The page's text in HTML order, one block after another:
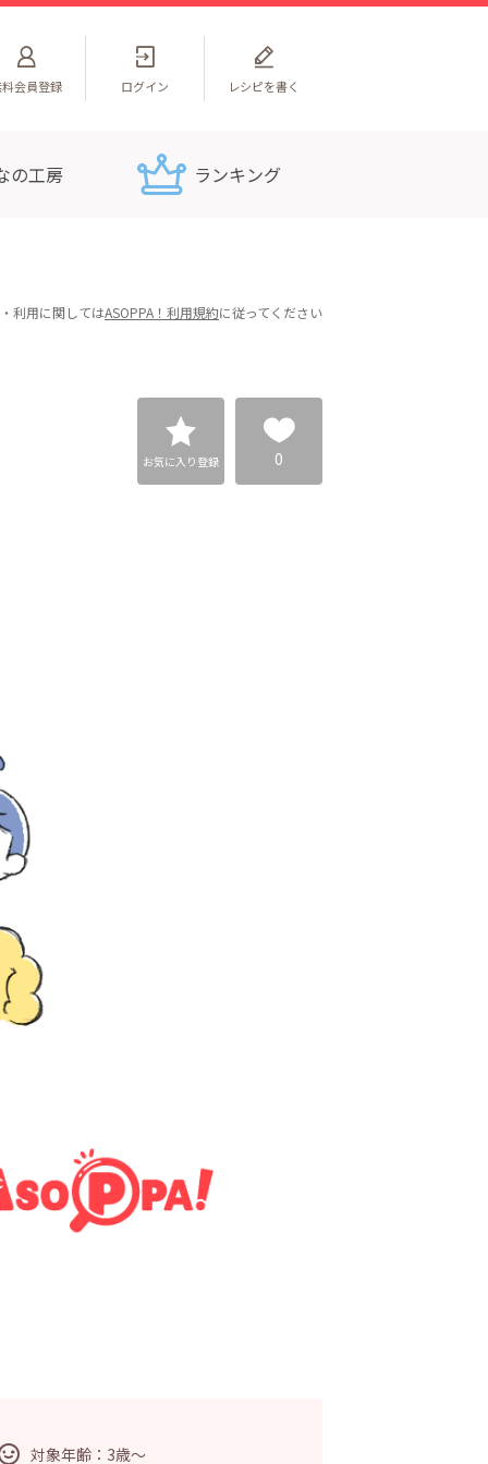
会員登録 ログイン レシピを書く
の工房 ランキング
利用に関してはASOPPA！利用規約に従ってください
お気に入り登録 0
対象年齢：3歳～